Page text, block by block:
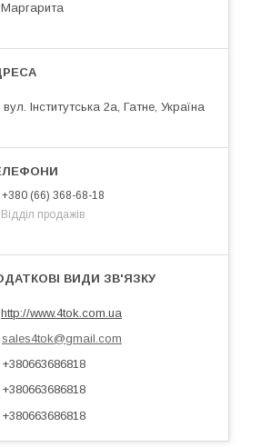
Маргарита
вул. Інститутська 2а, Гатне, Україна
+380 (66) 368-68-18
Відділ продажів
http://www.4tok.com.ua
sales4tok@gmail.com
+380663686818
+380663686818
+380663686818